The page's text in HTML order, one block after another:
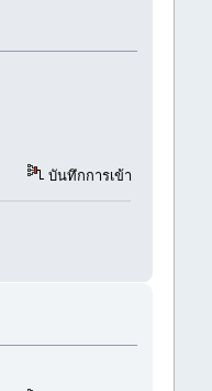
บันทึกการเข้า